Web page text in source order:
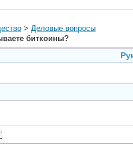
> Деловые вопросы
биткоины?